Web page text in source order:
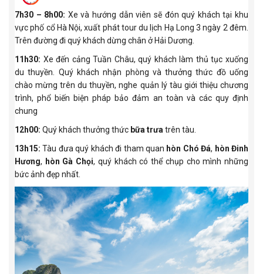
7h30 – 8h00: Xe và hướng dẫn viên sẽ đón quý khách tại khu
vực phố cổ Hà Nội, xuất phát tour du lịch Hạ Long 3 ngày 2 đêm.
Trên đường đi quý khách dừng chân ở Hải Dương.
11h30: Xe đến cảng Tuần Châu, quý khách làm thủ tục xuống
du thuyền. Quý khách nhận phòng và thưởng thức đồ uống
chào mừng trên du thuyền, nghe quản lý tàu giới thiệu chương
trình, phổ biến biện pháp bảo đảm an toàn và các quy định
chung
12h00: Quý khách thưởng thức bữa trưatrên tàu.
13h15: Tàu đưa quý khách đi tham quan hòn Chó Đá, hòn Đinh
Hương, hòn Gà Chọi, quý khách có thể chụp cho mình những
bức ảnh đẹp nhất.